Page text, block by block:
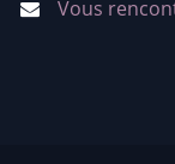
Vous